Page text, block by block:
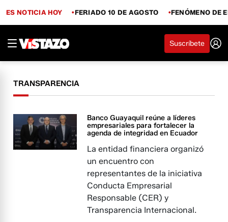
ES NOTICIA HOY FERIADO 10 DE AGOSTO FENÓMENO DE
Suscríbete
TRANSPARENCIA
Banco Guayaquil reúne a líderes
empresariales para fortalecer la
agenda de integridad en Ecuador
La entidad financiera organizó
un encuentro con
representantes de la iniciativa
Conducta Empresarial
Responsable (CER) y
Transparencia Internacional.